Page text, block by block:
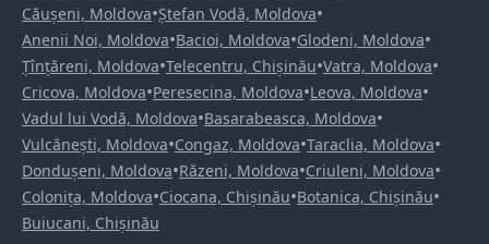
Căușeni, Moldova•Ștefan Vodă, Moldova•
Anenii Noi, Moldova•Bacioi, Moldova•Glodeni, Moldova•
Țînțăreni, Moldova•Telecentru, Chișinău•Vatra, Moldova•
Cricova, Moldova•Peresecina, Moldova•Leova, Moldova•
Vadul lui Vodă, Moldova•Basarabeasca, Moldova•
Vulcănești, Moldova•Congaz, Moldova•Taraclia, Moldova•
Dondușeni, Moldova•Răzeni, Moldova•Criuleni, Moldova•
Colonița, Moldova•Ciocana, Chișinău•Botanica, Chișinău•
Buiucani, Chișinău